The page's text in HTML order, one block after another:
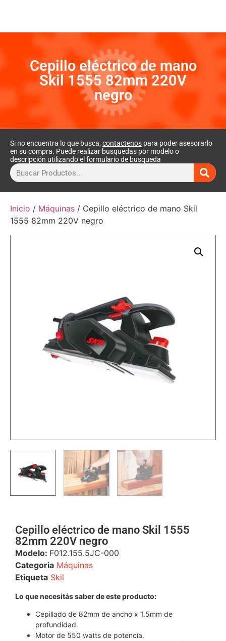
Cepillo eléctrico de mano
Skil 1555 82mm 220V
negro
Si no encuentra lo que busca, contactenos para poder asesorarlo
en su compra. Puede realizar busquedas por modelo o
descripción utilizando el formulario de busqueda
Inicio / Máquinas / Cepillo eléctrico de mano Skil
1555 82mm 220V negro
Cepillo eléctrico de mano Skil 1555
82mm 220V negro
Modelo: F012.155.5JC-000
Categoria Máquinas
Etiqueta Skil
Lo que necesitás saber de este producto:
Cepillado de 82mm de ancho x 1.5mm de
profundidad.
Motor de 550 watts de potencia.